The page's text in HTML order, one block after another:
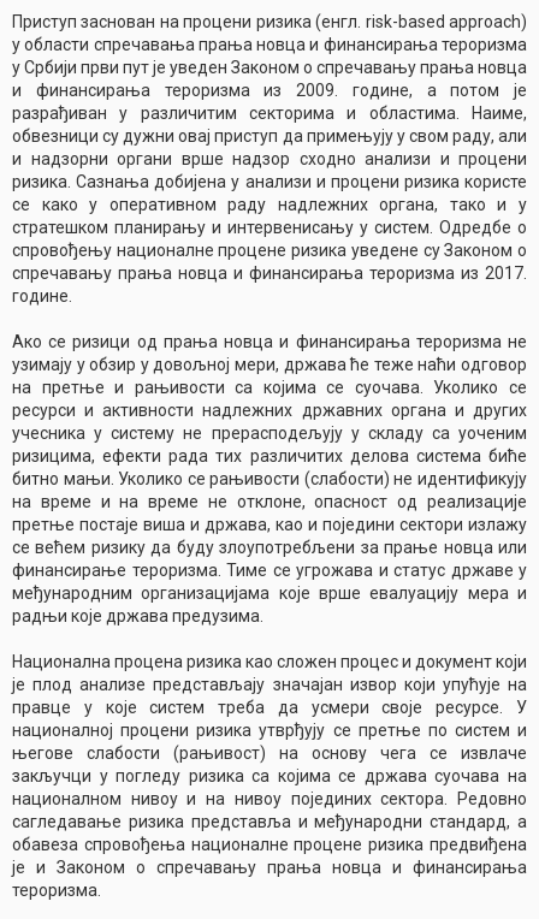
Приступ заснован на процени ризика (eнгл. risk-based approach)
у области спречавања прања новца и финансирања тероризма
у Србији први пут је уведен Законом о спречавању прања новца
и финансирања тероризма из 2009. године, а потом је
разрађиван у различитим секторима и областима. Наиме,
обвезници су дужни овај приступ да примењују у свом раду, али
и надзорни органи врше надзор сходно анализи и процени
ризика. Сазнања добијена у анализи и процени ризика користе
се како у оперативном раду надлежних органа, тако и у
стратешком планирању и интервенисању у систем. Одредбе о
спровођењу националне процене ризика уведене су Законом о
спречавању прања новца и финансирања тероризма из 2017.
године.
Ако се ризици од прања новца и финансирања тероризма не
узимају у обзир у довољној мери, држава ће теже наћи одговор
на претње и рањивости са којима се суочава. Уколико се
ресурси и активности надлежних државних органа и других
учесника у систему не прерасподељују у складу са уоченим
ризицима, ефекти рада тих различитих делова система биће
битно мањи. Уколико се рањивости (слабости) не идентификују
на време и на време не отклоне, опасност од реализације
претње постаје виша и држава, као и поједини сектори излажу
се већем ризику да буду злоупотребљени за прање новца или
финансирање тероризма. Тиме се угрожава и статус државе у
међународним организацијама које врше евалуацију мера и
радњи које држава предузима.
Национална процена ризика као сложен процес и документ који
је плод анализе представљају значајан извор који упућује на
правце у које систем треба да усмери своје ресурсе. У
националној процени ризика утврђују се претње по систем и
његове слабости (рањивост) на основу чега се извлаче
закључци у погледу ризика са којима се држава суочава на
националном нивоу и на нивоу појединих сектора. Редовно
сагледавање ризика представља и међународни стандард, а
обавеза спровођења националне процене ризика предвиђена
је и Законом о спречавању прања новца и финансирања
тероризма.